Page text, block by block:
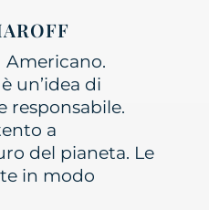
Americano.
un’idea di
responsabile.
a
del pianeta. Le
in modo